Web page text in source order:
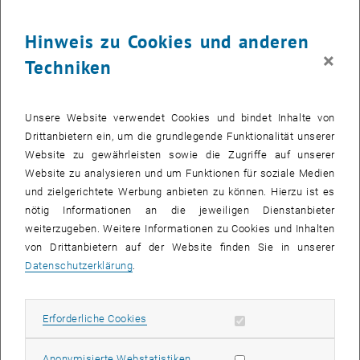
Was kann man in Mathematik heute noch forschen?
SEPT. 26
Veranstaltungstyp:
Veranstaltungsort:Kuppelsaal, TU Wien, 1040 Wien
Theaterstück “Das hat doch eine Frau erfunden!”
28 September 2026
28
SEPT. 26
Veranstaltungstyp:
Veranstaltungsort:TVFA Halle, 1040 Wien
Hinweis zu Cookies und anderen
Techniken
×
Unsere Website verwendet Cookies und bindet Inhalte von
Drittanbietern ein, um die grundlegende Funktionalität unserer
Website zu gewährleisten sowie die Zugriffe auf unserer
Website zu analysieren und um Funktionen für soziale Medien
und zielgerichtete Werbung anbieten zu können. Hierzu ist es
nötig Informationen an die jeweiligen Dienstanbieter
weiterzugeben. Weitere Informationen zu Cookies und Inhalten
von Drittanbietern auf der Website finden Sie in unserer
Datenschutzerklärung
Erforderliche Cookies Erforderliche Cookies zulassen